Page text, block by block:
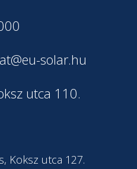
solar.hu
utca 110.
Koksz utca 127.